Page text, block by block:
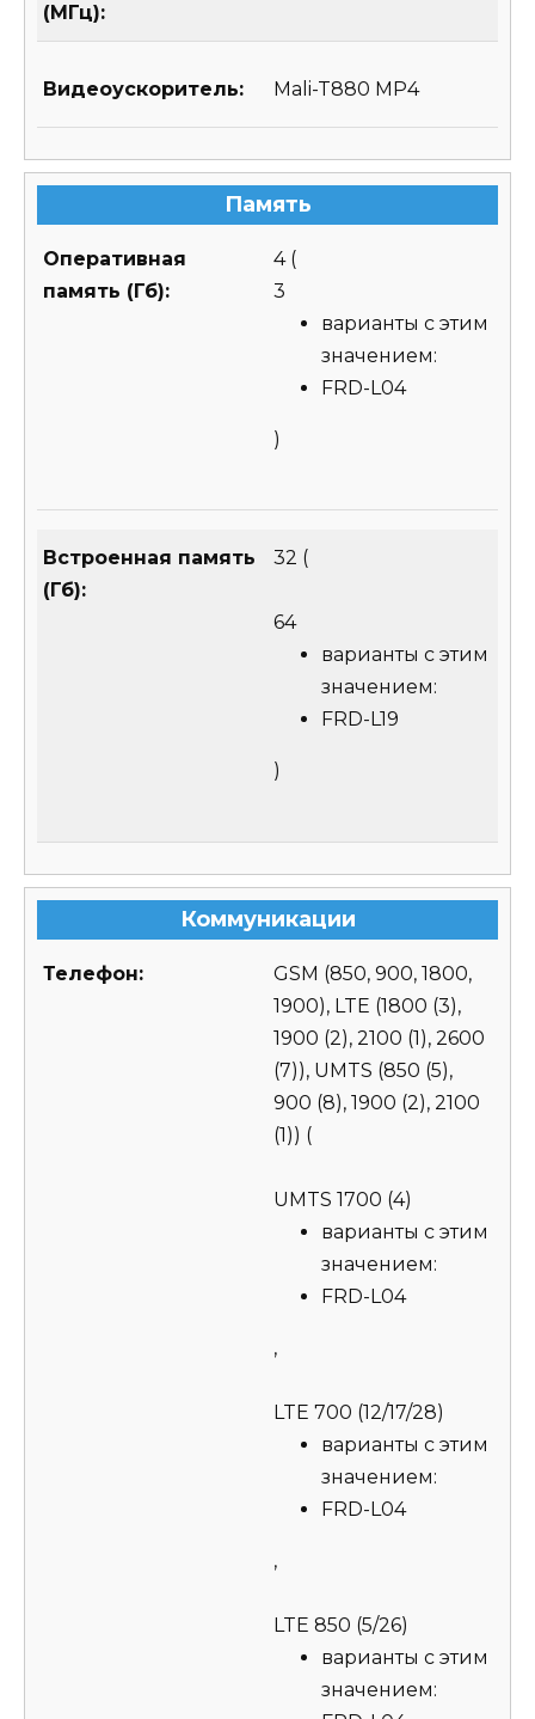
(МГц):
Видеоускоритель: Mali-T880 MP4
Память
Оперативная
память (Гб):
4(
3
варианты с этим
значением:
FRD-L04
)
Встроенная память
(Гб):
32 (
64
варианты с этим
значением:
FRD-L19
)
Коммуникации
Телефон:
GSM (850, 900, 1800,
1900), LTE (1800 (3),
1900 (2), 2100 (1), 2600
(7)), UMTS (850 (5),
900 (8), 1900 (2), 2100
(1)) (
UMTS 1700 (4)
варианты с этим
значением:
FRD-L04
,
LTE 700 (12/17/28)
варианты с этим
значением:
FRD-L04
,
LTE 850 (5/26)
варианты с этим
значением: